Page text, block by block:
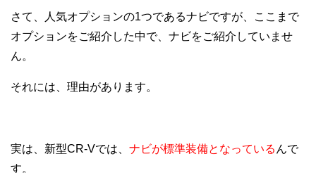
さて、人気オプションの1つであるナビですが、ここまで
オプションをご紹介した中で、ナビをご紹介していませ
ん。
それには、理由があります。
実は、新型CR-Vでは、 ナビが標準装備となっている んで
す。